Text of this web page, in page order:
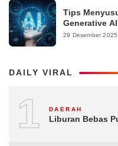
Tips
Generative AI
29 Desember 2025
DAILY VIRAL
1 DAERAH
Liburan Bebas